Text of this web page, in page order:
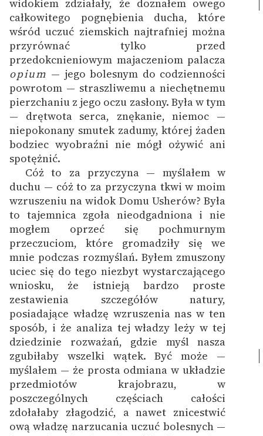
Kontakt
O projekcie
Zespół
Zasady wykorzystania
Wolnych Lektur
Logotypy
Materiały promocyjne
Polityka prywatności
Regulamin biblioteki
Dane fundacji i
sprawozdania finansowe
Regulamin darowizn
Informacja o treściach
wrażliwych
Deklaracja dostępności
widokiem zdziałały, że doznałem owego
całkowitego pognębienia ducha, które
wśród uczuć ziemskich najtrafniej można
przyrównać tylko przed
przedokcnieniowym majaczeniom palacza
opium — jego bolesnym do codzienności
powrotom — straszliwemu a niechętnemu
pierzchaniu z jego oczu zasłony. Była w tym
— drętwota serca, znękanie, niemoc —
niepokonany smutek zadumy, której żaden
bodziec wyobraźni nie mógł ożywić ani
spotężnić.
Cóż to za przyczyna — myślałem w
duchu — cóż to za przyczyna tkwi w moim
wzruszeniu na widok Domu Usherów? Była
to tajemnica zgoła nieodgadniona i nie
mogłem oprzeć się pochmurnym
przeczuciom, które gromadziły się we
mnie podczas rozmyślań. Byłem zmuszony
uciec się do tego niezbyt wystarczającego
wniosku, że istnieją bardzo proste
zestawienia szczegółów natury,
posiadające władzę wzruszenia nas w ten
sposób, i że analiza tej władzy leży w tej
dziedzinie rozważań, gdzie myśl nasza
zgubiłaby wszelki wątek.Być może —
myślałem — że prosta odmiana w układzie
przedmiotów krajobrazu, w
poszczególnych częściach całości
zdołałaby złagodzić, a nawet znicestwić
ową władzę narzucania uczuć bolesnych —